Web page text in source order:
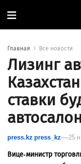
Главная Все новости
Лизинг
ставки
press.kz press_kz 25
Вице-министр